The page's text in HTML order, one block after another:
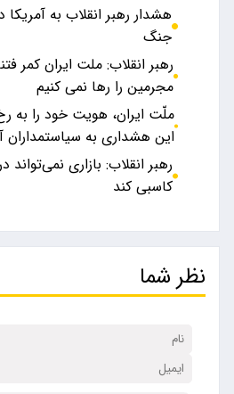
هشدار رهبر انقلاب به آمریکا
جنگ
رهبر انقلاب: ملت ایران کمر
مجرمین را رها نمی کنیم
ملّت ایران، هویت خود را به
این هشداری به سیاستمداران
رهبر انقلاب: بازاری
کاسبی کند
نظر شما